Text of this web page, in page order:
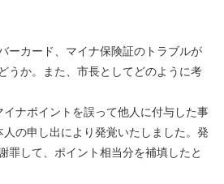
ーカード、マイナ保険証のトラブルが
うか。また、市長としてどのように考
イナポイントを誤って他人に付与した事
の申し出により発覚いたしました。発
罪して、ポイント相当分を補填したと